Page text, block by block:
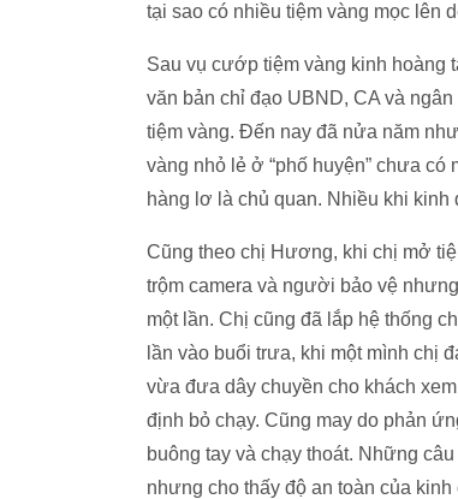
tại sao có nhiều tiệm vàng mọc lên
Sau vụ cướp tiệm vàng kinh hoàng
văn bản chỉ đạo UBND, CA và
tiệm vàng. Đến nay đã nửa năm
vàng nhỏ lẻ ở “phố huyện” chưa
hàng lơ là chủ quan. Nhiều khi
Cũng theo chị Hương, khi chị mở
trộm camera và người bảo vệ
một lần. Chị cũng đã lắp hệ thống
lần vào buổi trưa, khi một mình chị
vừa đưa dây chuyền cho khách
định bỏ chạy. Cũng may do phản
buông tay và chạy thoát. Những
nhưng cho thấy độ an toàn của